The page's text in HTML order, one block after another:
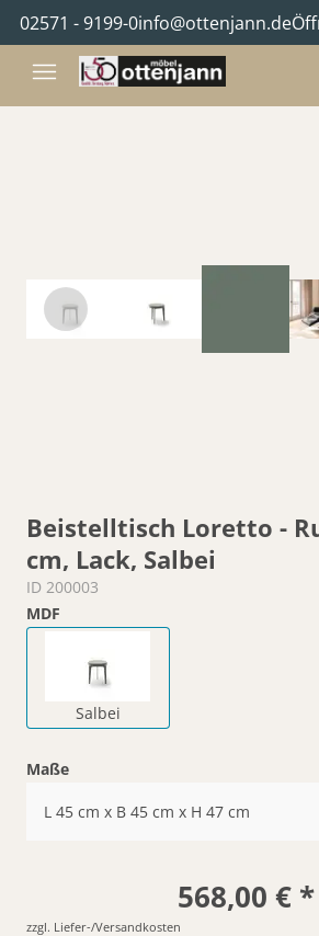
02571 - 9199-0info@ottenjann.de
Beistelltisch Loretto -
cm, Lack, Salbei
ID 200003
MDF
Salbei
Maße
L 45 cm x B 45 cm x H 47 cm
568,00 € *
zzgl. Liefer-/Versandkosten